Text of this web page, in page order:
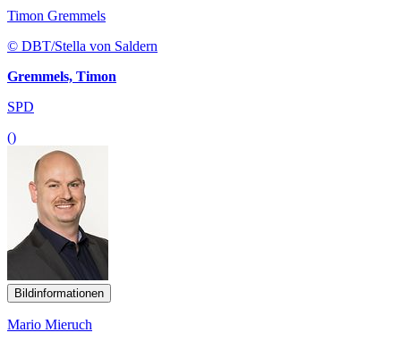
Timon Gremmels
© DBT/Stella von Saldern
Gremmels, Timon
SPD
()
Bildinformationen
Mario Mieruch